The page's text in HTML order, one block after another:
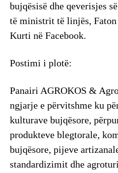
bujqësisë dhe qeverisjes
të ministrit të linjës, Faton
Kurti në Facebook.
Postimi i plotë:
Panairi AGROKOS &
ngjarje e përvitshme ku
kulturave bujqësore,
produkteve blegtorale,
bujqësore, pijeve
standardizimit dhe